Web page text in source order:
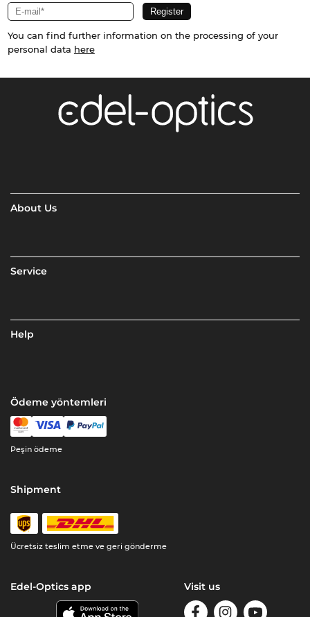
You can find further information on the processing of your
personal data here
About Us
Service
Help
Ödeme yöntemleri
Peşin ödeme
Shipment
Ücretsiz teslim etme ve geri gönderme
Edel-Optics app Visit us